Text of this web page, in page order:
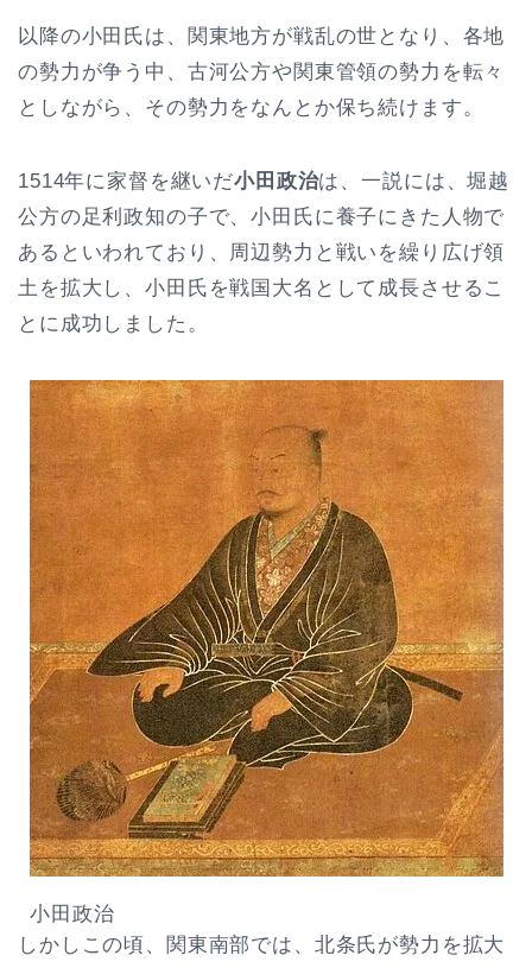
以降の小田氏は、関東地方が戦乱の世となり、各地
の勢力が争う中、古河公方や関東管領の勢力を転々
としながら、その勢力をなんとか保ち続けます。
1514年に家督を継いだ小田政治は、一説には、堀越
公方の足利政知の子で、小田氏に養子にきた人物で
あるといわれており、周辺勢力と戦いを繰り広げ領
土を拡大し、小田氏を戦国大名として成長させるこ
とに成功しました。
小田政治
しかしこの頃、関東南部では、北条氏が勢力を拡大